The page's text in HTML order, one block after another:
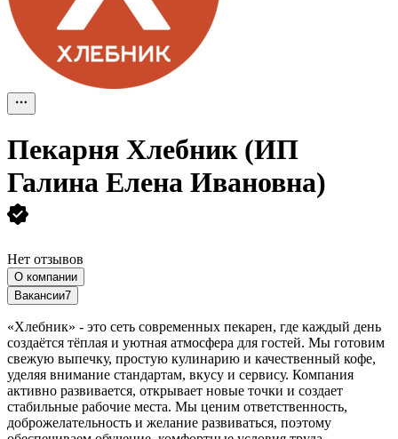
Пекарня Хлебник (ИП
Галина Елена Ивановна)
Нет отзывов
О компании
Вакансии7
«Хлебник» - это сеть современных пекарен, где каждый день
создаётся тёплая и уютная атмосфера для гостей. Мы готовим
свежую выпечку, простую кулинарию и качественный кофе,
уделяя внимание стандартам, вкусу и сервису. Компания
активно развивается, открывает новые точки и создает
стабильные рабочие места. Мы ценим ответственность,
доброжелательность и желание развиваться, поэтому